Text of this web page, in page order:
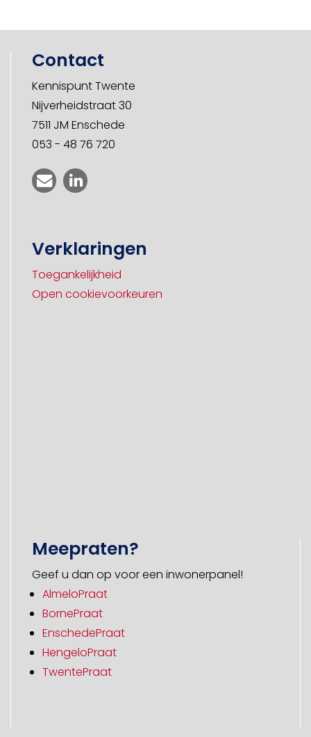
Contact
Kennispunt Twente
Nijverheidstraat 30
7511 JM Enschede
053 - 48 76 720
Verklaringen
Toegankelijkheid
Open cookievoorkeuren
Meepraten?
Geef u dan op voor een inwonerpanel!
AlmeloPraat
BornePraat
EnschedePraat
HengeloPraat
TwentePraat